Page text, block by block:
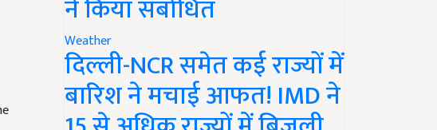
ने किया संबोधित
Weather
दिल्ली-NCR समेत कई राज्यों में
बारिश ने मचाई आफत! IMD ने